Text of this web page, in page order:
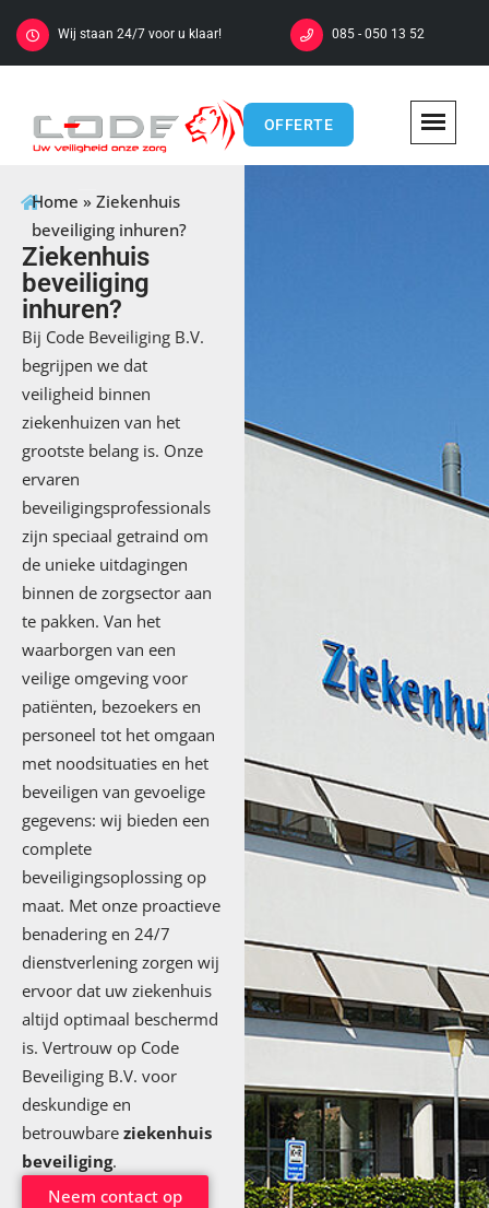
085 - 050 13 52
Wij staan 24/7 voor u klaar!
OFFERTE
Home »Ziekenhuis
beveiliging inhuren?
Ziekenhuis
beveiliging
inhuren?
Bij Code Beveiliging B.V.
begrijpen we dat
veiligheid binnen
ziekenhuizen van het
grootste belang is. Onze
ervaren
beveiligingsprofessionals
zijn speciaal getraind om
de unieke uitdagingen
binnen de zorgsector aan
te pakken. Van het
waarborgen van een
veilige omgeving voor
patiënten, bezoekers en
personeel tot het omgaan
met noodsituaties en het
beveiligen van gevoelige
gegevens: wij bieden een
complete
beveiligingsoplossing op
maat. Met onze proactieve
benadering en 24/7
dienstverlening zorgen wij
ervoor dat uw ziekenhuis
altijd optimaal beschermd
is. Vertrouw op Code
Beveiliging B.V. voor
deskundige en
betrouwbare ziekenhuis
beveiliging.
Neem contact op